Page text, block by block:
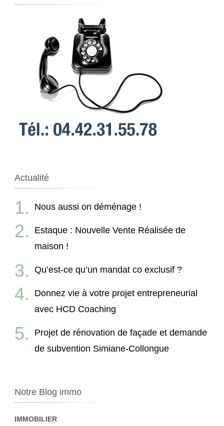
Actualité
Nous aussi on déménage !
Estaque : Nouvelle Vente Réalisée de
maison !
Qu’est-ce qu’un mandat co exclusif ?
Donnez vie à votre projet entrepreneurial
avec HCD Coaching
Projet de rénovation de façade et demande
de subvention Simiane-Collongue
Notre Blog immo
IMMOBILIER